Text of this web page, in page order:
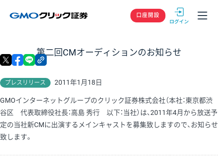
GMOクリック
口座開設
第二回CMオーディションのお知らせ
プレスリリース 2011年1月18日
X facebook
GMOインターネットグループのクリック証券株式会社（本社：東京都渋
谷区 代表取締役社長：高島 秀行 以下：当社）は、2011年4月から放送予
定の当社新CMに出演するメインキャストを募集致しますので、お知らせ
致します。